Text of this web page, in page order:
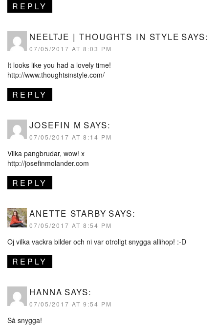
REPLY
NEELTJE | THOUGHTS IN STYLE SAYS:
07/05/2017 AT 8:03 PM
It looks like you had a lovely time!
http://www.thoughtsinstyle.com/
REPLY
JOSEFIN M SAYS:
07/05/2017 AT 8:14 PM
Vilka pangbrudar, wow! x
http://josefinmolander.com
REPLY
ANETTE STARBY SAYS:
07/05/2017 AT 8:54 PM
Oj vilka vackra bilder och ni var otroligt snygga allihop! :-D
REPLY
HANNA SAYS:
07/05/2017 AT 9:54 PM
Så snygga!